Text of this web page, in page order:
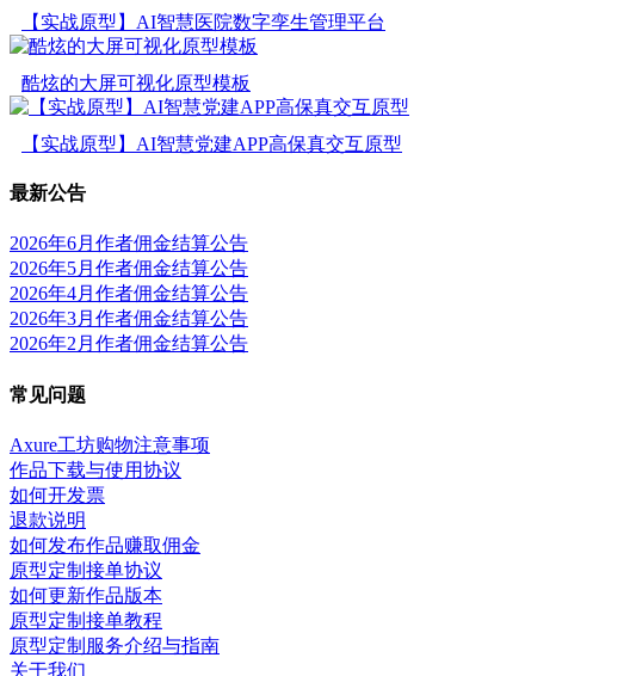
【实战原型】AI智慧医院数字孪生管理平台
酷炫的大屏可视化原型模板
【实战原型】AI智慧党建APP高保真交互原型
最新公告
2026年6月作者佣金结算公告
2026年5月作者佣金结算公告
2026年4月作者佣金结算公告
2026年3月作者佣金结算公告
2026年2月作者佣金结算公告
常见问题
Axure工坊购物注意事项
作品下载与使用协议
如何开发票
退款说明
如何发布作品赚取佣金
原型定制接单协议
如何更新作品版本
原型定制接单教程
原型定制服务介绍与指南
关于我们